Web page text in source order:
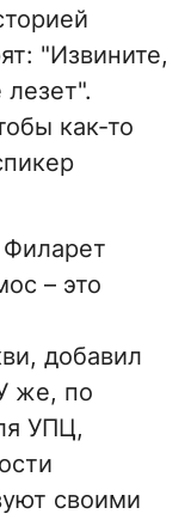
"Извините,
как-то
– это
добавил
же, по
УПЦ,
своими